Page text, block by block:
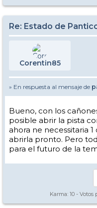
Re: Estado de
Corentin85
» En respuesta al mensaje de
Bueno, con los
posible abrir la pista
ahora ne necessitaria
abrirla pronto. Pero
para el futuro de la
Karma: 10 - Votos